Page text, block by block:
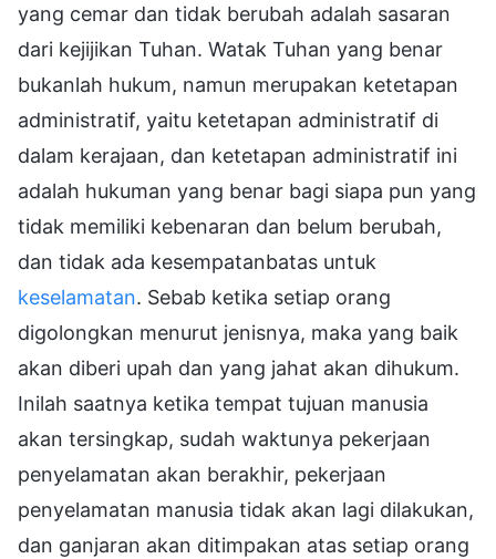
yang cemar dan tidak berubah adalah sasaran
dari kejijikan Tuhan. Watak Tuhan yang benar
bukanlah hukum, namun merupakan ketetapan
administratif, yaitu ketetapan administratif di
dalam kerajaan, dan ketetapan administratif ini
adalah hukuman yang benar bagi siapa pun yang
tidak memiliki kebenaran dan belum berubah,
dan tidak ada kesempatanbatas untuk
keselamatan. Sebab ketika setiap orang
digolongkan menurut jenisnya, maka yang baik
akan diberi upah dan yang jahat akan dihukum.
Inilah saatnya ketika tempat tujuan manusia
akan tersingkap, sudah waktunya pekerjaan
penyelamatan akan berakhir, pekerjaan
penyelamatan manusia tidak akan lagi dilakukan,
dan ganjaran akan ditimpakan atas setiap orang